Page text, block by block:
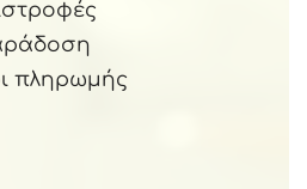
πληρωμής